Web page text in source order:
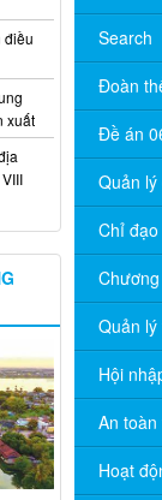
Search
Đoàn
Đề án
Quản
Chỉ
Quản
Hội
An
Hoạt
điều
xuất